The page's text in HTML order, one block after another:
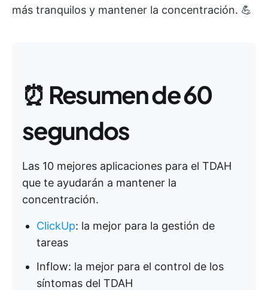
más tranquilos y mantener la concentración. 💪
⏰ Resumen de 60
segundos
Las 10 mejores aplicaciones para el TDAH
que te ayudarán a mantener la
concentración.
ClickUp: la mejor para la gestión de
tareas
Inflow: la mejor para el control de los
síntomas del TDAH